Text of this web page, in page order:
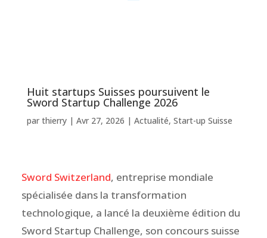
Huit startups Suisses poursuivent le
Sword Startup Challenge 2026
par thierry| Avr 27, 2026 | Actualité, Start-up Suisse
Sword Switzerland, entreprise mondiale
spécialisée dans la transformation
technologique, a lancé la deuxième édition du
Sword Startup Challenge, son concours suisse